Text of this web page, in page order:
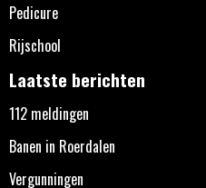
Pedicure
Rijschool
Laatste berichten
112 meldingen
Banen in Roerdalen
Vergunningen